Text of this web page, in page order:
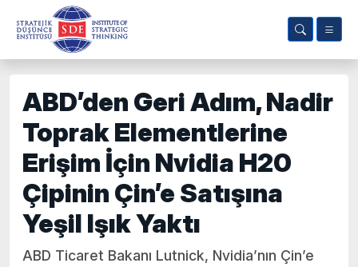
ABD’den Geri Adım, Nadir
Toprak Elementlerine
Erişim İçin Nvidia H20
Çipinin Çin’e Satışına
Yeşil Işık Yaktı
ABD Ticaret Bakanı Lutnick, Nvidia’nın Çin’e